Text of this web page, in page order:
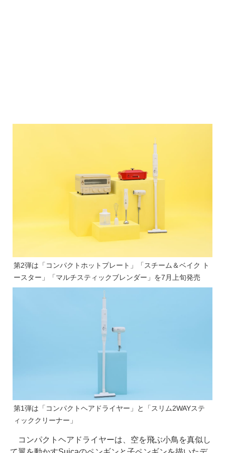
第2弾は「コンパクトホットプレート」「スチーム＆ベイク ト
ースター」「マルチスティックブレンダー」を7月上旬発売
第1弾は「コンパクトヘアドライヤー」と「スリム2WAYステ
ィッククリーナー」
コンパクトヘアドライヤーは、空を飛ぶ小鳥を真似し